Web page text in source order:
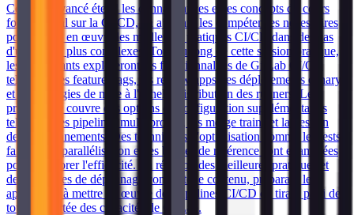
Ce cours avancé étend les connaissances et les concepts du cours
fondamental sur la CI/CD, en ajoutant les compétences nécessaires
pour mettre en œuvre les meilleures pratiques CI/CD dans des cas
d'utilisation plus complexes. Tout au long de cette session pratique,
les participants exploreront les fonctionnalités de GitLab CI/CD
telles que les feature flags, les review apps, les déploiements canary
et les stratégies de mise à l'échelle/distribution des runners. Le
programme couvre des options de configuration supplémentaires
telles que les pipelines multi-projets, les merge trains et la gestion
des environnements. Des techniques d'optimisation comme les tests
fail-fast, la parallélisation et les balises de référence sont examinées
pour améliorer l'efficacité. La révision des meilleures pratiques et
des stratégies de dépannage complète le contenu, préparant les
apprenants à mettre en œuvre des pipelines CI/CD en tirant parti de
toute la portée des capacités de GitLab.